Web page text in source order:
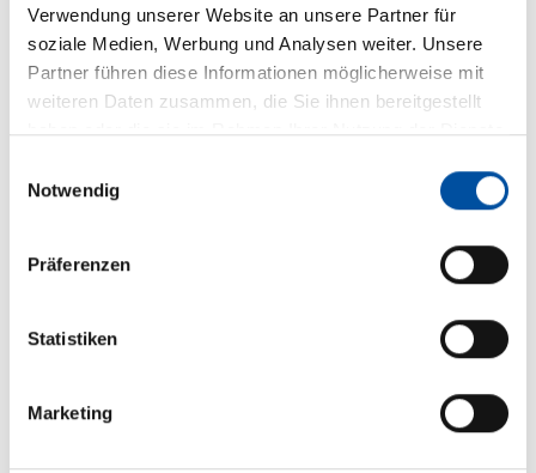
Verwendung unserer Website an unsere Partner für
soziale Medien, Werbung und Analysen weiter. Unsere
Partner führen diese Informationen möglicherweise mit
weiteren Daten zusammen, die Sie ihnen bereitgestellt
haben oder die sie im Rahmen Ihrer Nutzung der Dienste
Notwendig
Präferenzen
Statistiken
Marketing
Director / Wholesale & Retail Clients
Telefon:+49 89 24 20 84 234
E-Mail schreiben